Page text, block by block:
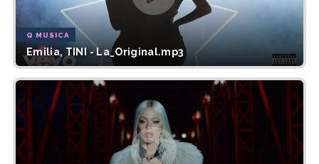
Q MUSICA
Emilia, TINI - La_Original.mp3